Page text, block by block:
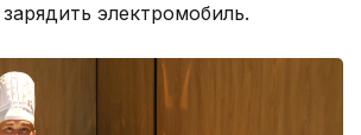
электромобиль.